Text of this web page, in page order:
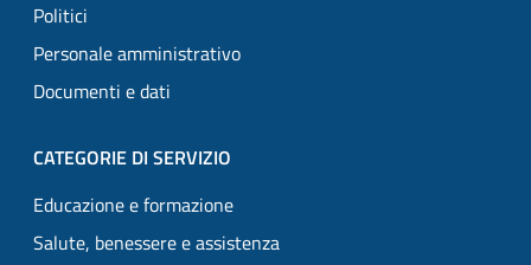
Politici
Personale amministrativo
Documenti e dati
CATEGORIE DI SERVIZIO
Educazione e formazione
Salute, benessere e assistenza